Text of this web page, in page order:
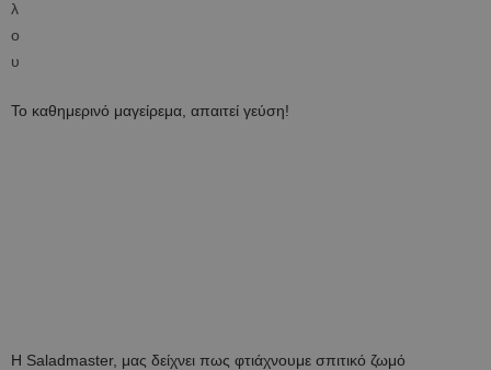
Το καθημερινό μαγείρεμα, απαιτεί γεύση!
Η Saladmaster, μας δείχνει πως φτιάχνουμε σπιτικό ζωμό